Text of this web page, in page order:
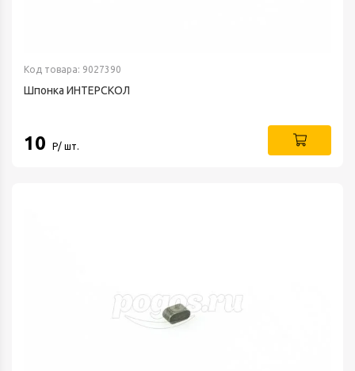
Код товара: 9027390
Шпонка ИНТЕРСКОЛ
10 Р/ шт.